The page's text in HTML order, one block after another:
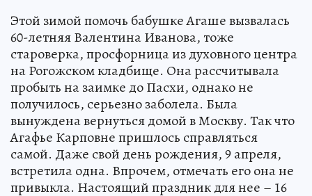
Этой зимой помочь бабушке Агаше вызвалась
60-летняя Валентина Иванова, тоже
староверка, просфорница из духовного центра
на Рогожском кладбище. Она рассчитывала
пробыть на заимке до Пасхи, однако не
получилось, серьезно заболела. Была
вынуждена вернуться домой в Москву. Так что
Агафье Карповне пришлось справляться
самой. Даже свой день рождения, 9 апреля,
встретила одна. Впрочем, отмечать его она не
привыкла. Настоящий праздник для нее – 16